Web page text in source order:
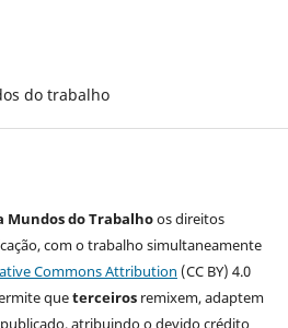
do trabalho
Mundos do Trabalhoos direitos
com o trabalho simultaneamente
Commons Attribution (CC BY) 4.0
queterceirosremixem, adaptem
atribuindo o devido crédito